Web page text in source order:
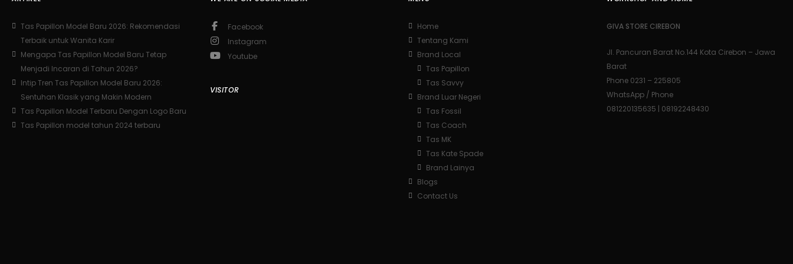
Tas Papillon Model Baru 2026: Rekomendasi
Terbaik untuk Wanita Karir
Mengapa Tas Papillon Model Baru Tetap
Menjadi Incaran di Tahun 2026?
Intip Tren Tas Papillon Model Baru 2026:
Sentuhan Klasik yang Makin Modern
Tas Papillon Model Terbaru Dengan Logo Baru
Tas Papillon model tahun 2024 terbaru
Facebook
Instagram
Youtube
VISITOR
Home
Tentang Kami
Brand Local
Tas Papillon
Tas Savvy
Brand Luar Negeri
Tas Fossil
Tas Coach
Tas MK
Tas Kate Spade
Brand Lainya
Blogs
Contact Us
GIVA STORE CIREBON
Jl. Pancuran Barat No.144 Kota Cirebon – Jawa
Barat
Phone 0231 – 225805
WhatsApp / Phone
081220135635 | 08192248430